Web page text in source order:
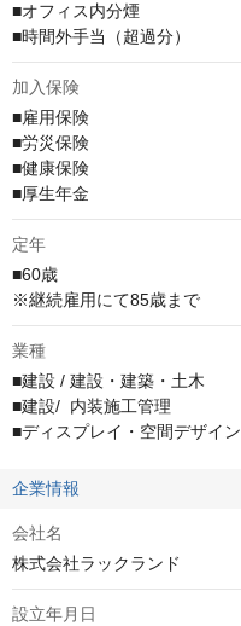
■オフィス内分煙
■時間外手当（超過分）
加入保険
■雇用保険
■労災保険
■健康保険
■厚生年金
定年
■60歳
※継続雇用にて85歳まで
業種
■建設 / 建設・建築・土木
■建設/  内装施工管理
■ディスプレイ・空間デザイン
企業情報
会社名
株式会社ラックランド
設立年月日